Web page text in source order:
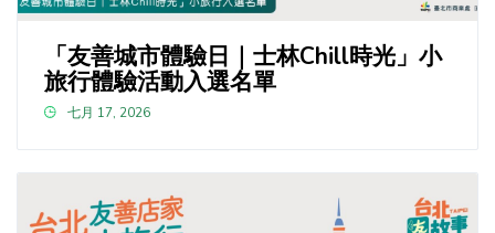
「友善城市體驗日｜士林Chill時光」小
旅行體驗活動入選名單
七月 17, 2026